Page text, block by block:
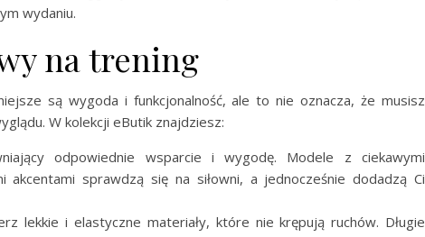
wydaniu.
na trening
są wygoda i funkcjonalność, ale to nie oznacza, że musisz
W kolekcji eButik znajdziesz:
odpowiednie wsparcie i wygodę. Modele z ciekawymi
akcentami sprawdzą się na siłowni, a jednocześnie dodadzą Ci
lekkie i elastyczne materiały, które nie krępują ruchów. Długie